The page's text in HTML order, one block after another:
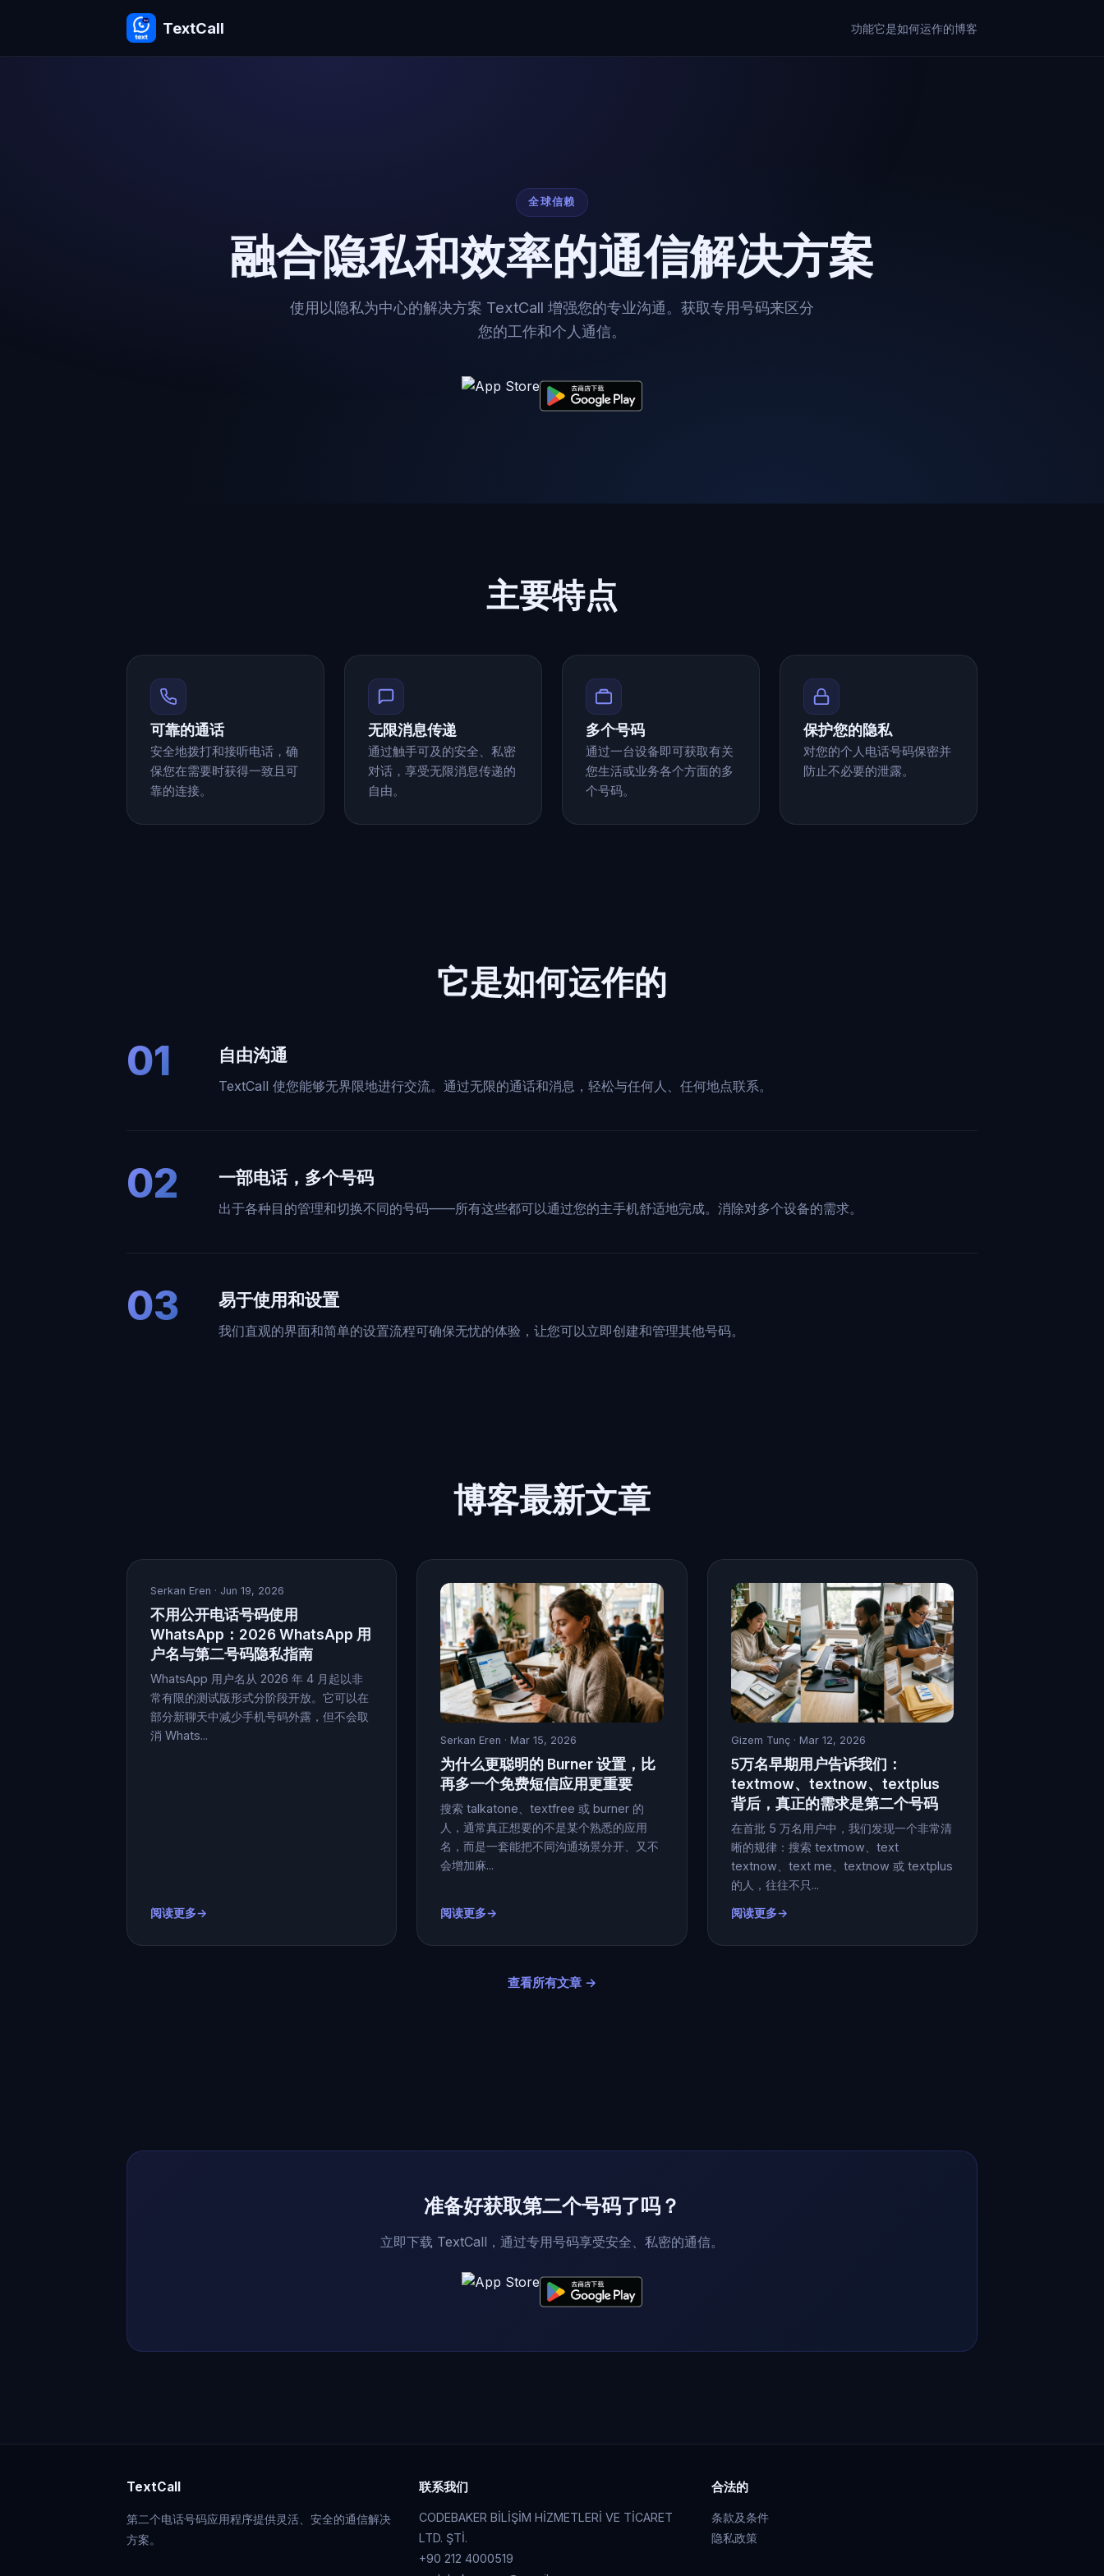
TextCall 功能它是如何运作的博客
全球信赖
融合隐私和效率的通信解决方案
使用以隐私为中心的解决方案 TextCall 增强您的专业沟通。获取专用号码来区分
您的工作和个人通信。
主要特点
可靠的通话
安全地拨打和接听电话，确
保您在需要时获得一致且可
靠的连接。
无限消息传递
通过触手可及的安全、私密
对话，享受无限消息传递的
自由。
多个号码
通过一台设备即可获取有关
您生活或业务各个方面的多
个号码。
保护您的隐私
对您的个人电话号码保密并
防止不必要的泄露。
它是如何运作的
01 自由沟通
TextCall 使您能够无界限地进行交流。通过无限的通话和消息，轻松与任何人、任何地点联系。
02 一部电话，多个号码
出于各种目的管理和切换不同的号码——所有这些都可以通过您的主手机舒适地完成。消除对多个设备的需求。
03 易于使用和设置
我们直观的界面和简单的设置流程可确保无忧的体验，让您可以立即创建和管理其他号码。
博客最新文章
Serkan Eren · Jun 19, 2026
不用公开电话号码使用
WhatsApp：2026 WhatsApp 用
户名与第二号码隐私指南
WhatsApp 用户名从 2026 年 4 月起以非
常有限的测试版形式分阶段开放。它可以在
部分新聊天中减少手机号码外露，但不会取
消 Whats...
阅读更多→
Serkan Eren · Mar 15, 2026
为什么更聪明的 Burner 设置，比
再多一个免费短信应用更重要
搜索 talkatone、textfree 或 burner 的
人，通常真正想要的不是某个熟悉的应用
名，而是一套能把不同沟通场景分开、又不
会增加麻...
阅读更多→
Gizem Tunç· Mar 12, 2026
5万名早期用户告诉我们：
textmow、textnow、textplus
背后，真正的需求是第二个号码
在首批 5 万名用户中，我们发现一个非常清
晰的规律：搜索 textmow、text
textnow、text me、textnow 或 textplus
的人，往往不只...
阅读更多→
查看所有文章 →
准备好获取第二个号码了吗？
立即下载 TextCall，通过专用号码享受安全、私密的通信。
TextCall
第二个电话号码应用程序提供灵活、安全的通信解决
方案。
联系我们
CODEBAKER BİLİŞİM HİZMETLERİ VE TİCARET
LTD. ŞTİ.
+90 212 4000519
合法的
条款及条件
隐私政策